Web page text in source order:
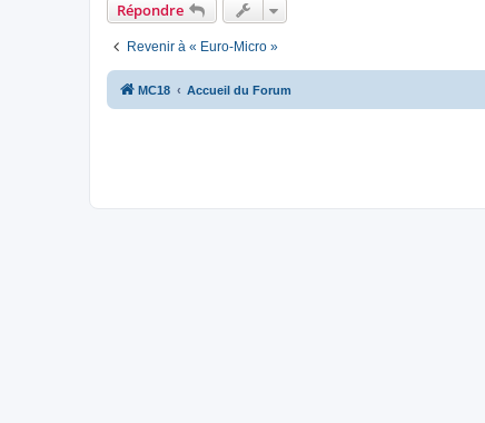
Répondre
Revenir à « Euro-Micro »
MC18 Accueil du Forum